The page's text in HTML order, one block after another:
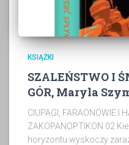
KSIĄŻKI
SZALEŃSTWO I
GÓR, Maryla
CIUPAGI, FARAONOWIE I
ZAKOPANOPTIKON 02
horyzontu wyskoczy